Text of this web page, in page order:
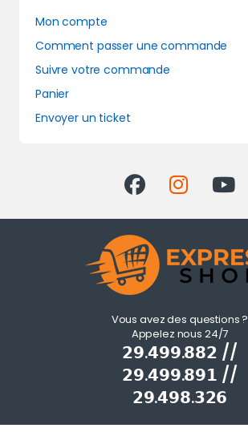
Mon compte
Comment passer une commande
Suivre votre commande
Panier
Envoyer un ticket
Vous avez des questions ?
Appelez nous 24/7
𝟮𝟵.𝟰𝟵𝟵.𝟴𝟴𝟮 //
𝟮𝟵.𝟰𝟵𝟵.𝟴𝟵𝟭 //
𝟮𝟵.𝟰𝟵𝟴.𝟯𝟮𝟲